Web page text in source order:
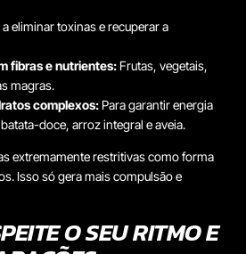
a eliminar toxinas e recuperar a
fibras e nutrientes:Frutas, vegetais,
magras.
complexos:Para garantir energia
doce, arroz integral e aveia.
extremamente restritivas como forma
Isso só gera mais compulsão e
O SEU RITMO E